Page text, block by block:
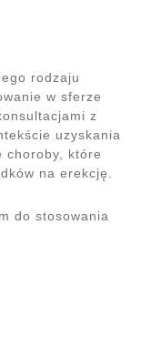
rodzaju
w sferze
z
uzyskania
choroby, które
na erekcję.
do stosowania